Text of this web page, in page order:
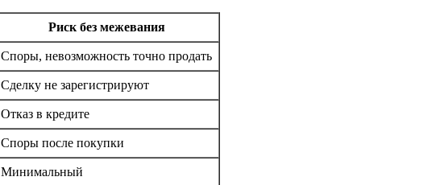
Риск без межевания
Споры, невозможность точно продать
Сделку не зарегистрируют
Отказ в кредите
Споры после покупки
Минимальный